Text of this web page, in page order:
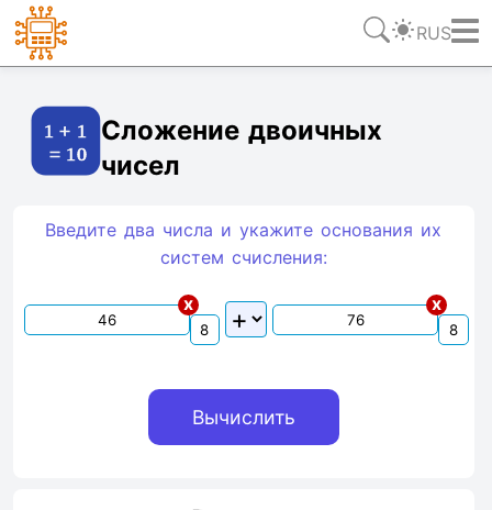
RUS
Сложение двоичных
чисел
Введите два числа и укажите основания их
систем счиcления:
x x